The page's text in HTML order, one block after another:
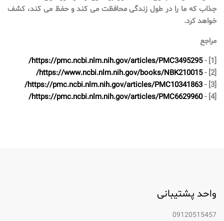
جذاب که ما را در طول زندگی محافظت می کند و حفظ می کند، کشف
خواهد کرد.
مراجع
[1] -
https://pmc.ncbi.nlm.nih.gov/articles/PMC3495295/
[2] -
https://www.ncbi.nlm.nih.gov/books/NBK210015/
[3] -
https://pmc.ncbi.nlm.nih.gov/articles/PMC10341863/
[4] -
https://pmc.ncbi.nlm.nih.gov/articles/PMC6629960/
واحد پشتیبانی
09120515457